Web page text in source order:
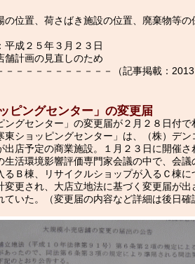
の位置、荷さばき施設の位置、廃棄物等の
平成２５年３月２３日
舗計画の見直しのため
－－－－－－－－－－－（記事掲載：
ピングセンター」の変更届
ングセンター」の変更届が２月２８日付
東ショッピングセンター」は、（株）デ
出店予定の商業施設。１月２３日に開催
生活環境影響評価専門家会議の中で、会議
るＢ棟、リサイクルショップが入るＣ棟に
変更され、大店立地法に基づく変更届が出
ていた。（変更届の内容など詳細は後日確